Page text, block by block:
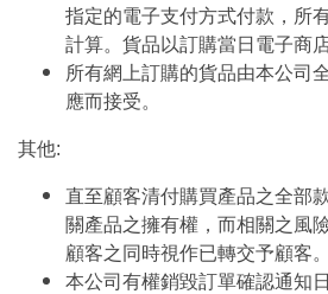
指定的電子支付方式付款，所
計算。貨品以訂購當日電子商
所有網上訂購的貨品由本公司
應而接受。
其他:
直至顧客清付購買產品之全部
關產品之擁有權，而相關之風
顧客之同時視作已轉交予顧客。
本公司有權銷毀訂單確認通知